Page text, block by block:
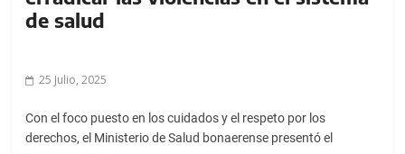
de salud
25 Julio, 2025
Con el foco puesto en los cuidados y el respeto por los
derechos, el Ministerio de Salud bonaerense presentó el